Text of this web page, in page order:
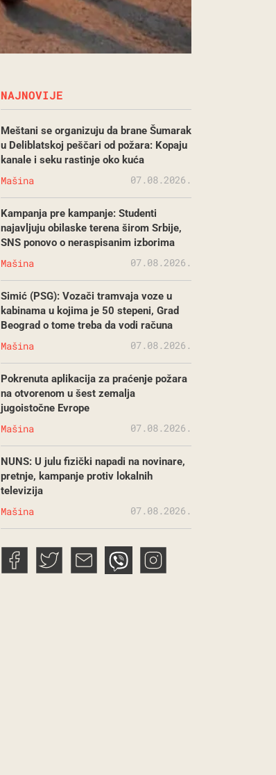
NAJNOVIJE
Meštani se organizuju da brane Šumarak
u Deliblatskoj peščari od požara: Kopaju
kanale i seku rastinje oko kuća
Mašina 07.08.2026.
Kampanja pre kampanje: Studenti
najavljuju obilaske terena širom Srbije,
SNS ponovo o neraspisanim izborima
Mašina 07.08.2026.
Simić (PSG): Vozači tramvaja voze u
kabinama u kojima je 50 stepeni, Grad
Beograd o tome treba da vodi računa
Mašina 07.08.2026.
Pokrenuta aplikacija za praćenje požara
na otvorenom u šest zemalja
jugoistočne Evrope
Mašina 07.08.2026.
NUNS: U julu fizički napadi na novinare,
pretnje, kampanje protiv lokalnih
televizija
Mašina 07.08.2026.